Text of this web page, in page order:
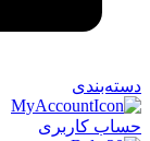
دسته‌بندی
حساب کاربری